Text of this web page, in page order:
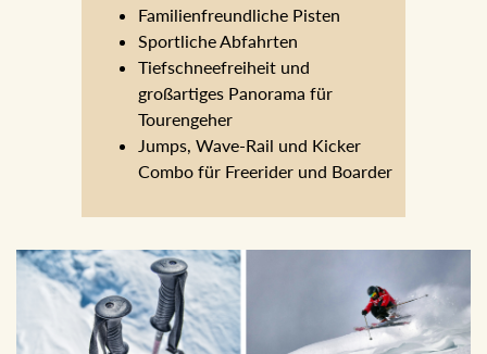
Familienfreundliche Pisten
Sportliche Abfahrten
Tiefschneefreiheit und
großartiges Panorama für
Tourengeher
Jumps, Wave-Rail und Kicker
Boarder